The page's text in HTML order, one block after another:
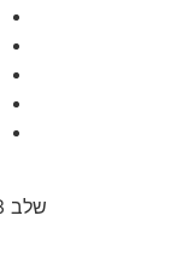
שלב 3: צרו טופס מדף